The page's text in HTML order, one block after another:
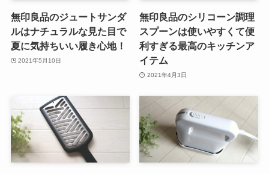
無印良品のジュートサンダ
ルはナチュラルな見た目で
夏に気持ちいい履き心地！
2021年5月10日
無印良品のシリコーン調理
スプーンは使いやすくて便
利すぎる最高のキッチンア
イテム
2021年4月3日